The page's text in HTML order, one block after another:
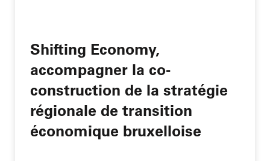
Shifting Economy,
accompagner la co-
construction de la stratégie
régionale de transition
économique bruxelloise